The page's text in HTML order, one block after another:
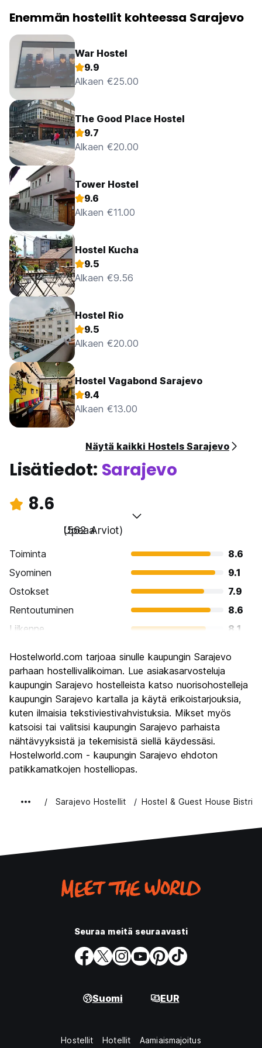
Enemmän hostellit kohteessa Sarajevo
War Hostel
9.9
Alkaen €25.00
The Good Place Hostel
9.7
Alkaen €20.00
Tower Hostel
9.6
Alkaen €11.00
Hostel Kucha
9.5
Alkaen €9.56
Hostel Rio
9.5
Alkaen €20.00
Hostel Vagabond Sarajevo
9.4
Alkaen €13.00
Näytä kaikki Hostels Sarajevo
Lisätiedot: Sarajevo
8.6
Upeaa
(562 Arviot)
Toiminta
8.6
Syominen
9.1
Ostokset
7.9
Rentoutuminen
8.6
Liikenne
8.1
Kulttuuri
Yöelämä
8.0
Rahanarvoinen
9.3
Hostelworld.com tarjoaa sinulle kaupungin Sarajevo
parhaan hostellivalikoiman. Lue asiakasarvosteluja
kaupungin Sarajevo hostelleista katso nuorisohostelleja
kaupungin Sarajevo kartalla ja käytä erikoistarjouksia,
kuten ilmaisia tekstiviestivahvistuksia. Mikset myös
katsoisi tai valitsisi kaupungin Sarajevo parhaista
nähtävyyksistä ja tekemisistä siellä käydessäsi.
Hostelworld.com - kaupungin Sarajevo ehdoton
patikkamatkojen hostelliopas.
Sarajevo Hostellit Hostel & Guest House Bistrik
Seuraa meitä seuraavasti
Suomi EUR
Hostellit Hotellit Aamiaismajoitus